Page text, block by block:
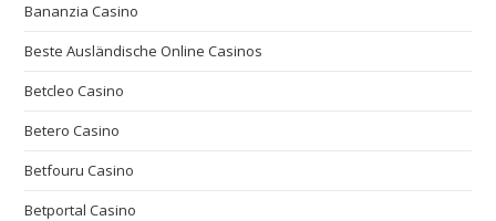
Bananzia Casino
Beste Ausländische Online Casinos
Betcleo Casino
Betero Casino
Betfouru Casino
Betportal Casino